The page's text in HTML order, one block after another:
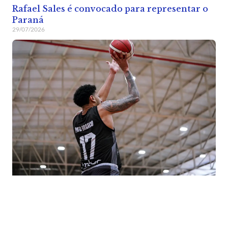
Rafael Sales é convocado para representar o
Paraná
29/07/2026